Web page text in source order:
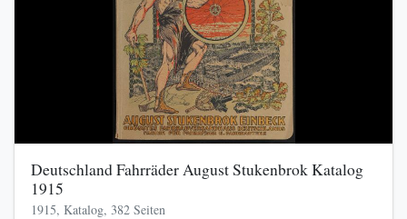
Deutschland Fahrräder August Stukenbrok Katalog
1915
1915, Katalog, 382 Seiten